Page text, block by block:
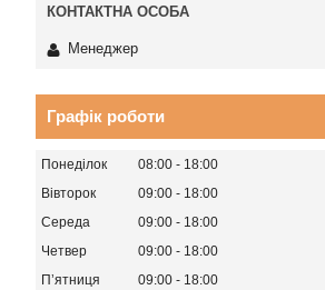
Менеджер
Графік роботи
Понеділок 08:00
18:00
Вівторок
09:00
18:00
Середа
09:00
18:00
Четвер
09:00
18:00
Пʼятниця
09:00
18:00